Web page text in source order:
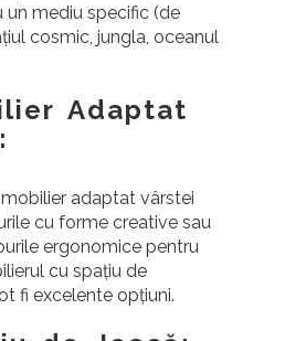
un mediu specific (de
cosmic, jungla, oceanul
Adaptat
adaptat vârstei
cu forme creative sau
ergonomice pentru
cu spațiu de
fi excelente opțiuni.